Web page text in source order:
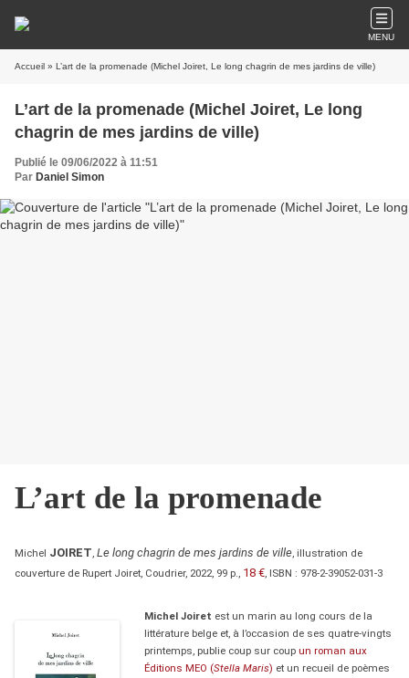
MENU
Accueil » L’art de la promenade (Michel Joiret, Le long chagrin de mes jardins de ville)
L’art de la promenade (Michel Joiret, Le long
chagrin de mes jardins de ville)
Publié le 09/06/2022 à 11:51
Par Daniel Simon
L’art de la promenade
Michel JOIRET Le long chagrin de mes jardins de ville , illustration de
couverture de Rupert Joiret, Coudrier, 2022, 99 p.,
18 € , ISBN : 978-2-39052-031-3
Michel Joiret est un marin au long cours de la
littérature belge et, à l’occasion de ses quatre-vingts
printemps, publie coup sur coup un roman aux
Éditions MEO (Stella Maris) et un recueil de poèmes